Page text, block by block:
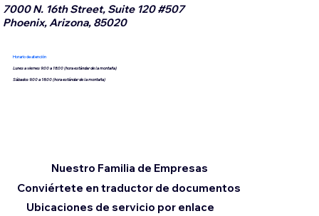
7000 N. 16th Street, Suite 120 #507
Phoenix, Arizona, 85020
Horario de atención
Lunes a viernes 9:00 a 18:00 (hora estándar de la montaña)
Sábados 9:00 a 18:00 (hora estándar de la montaña)
Conviértete en traductor de documentos
Ubicaciones de servicio por enlace
Nuestro Familia de Empresas